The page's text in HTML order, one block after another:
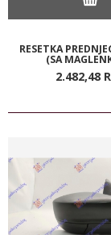
RESETKA
(SA
2.482,48